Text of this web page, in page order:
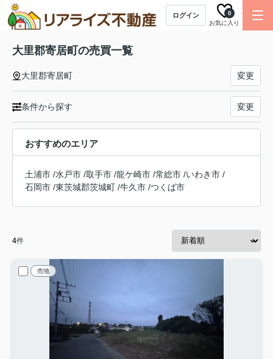
ログイン
お気に入り
0
大里郡寄居町の売買一覧
大里郡寄居町 変更
条件から探す 変更
おすすめのエリア
土浦市 /水戸市 /取手市 /龍ケ崎市 /常総市 /いわき市 /
石岡市 /東茨城郡茨城町 /牛久市 /つくば市
4件
売地